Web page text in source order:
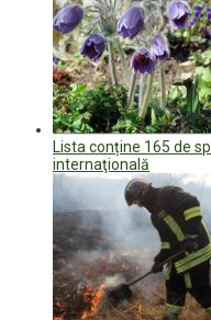
Lista conține 165 de
internaţională